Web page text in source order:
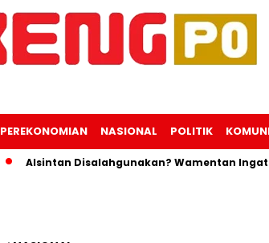
PEREKONOMIAN NASIONAL POLITIK
Disalahgunakan? Wamentan Ingatkan